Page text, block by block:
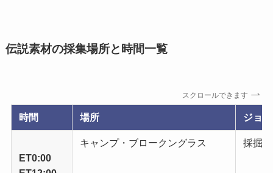
伝説素材の採集場所と時間一覧
スクロールできます
時間 場所 ジョブ
ET0:00
キャンプ・ブロークングラス 採掘師